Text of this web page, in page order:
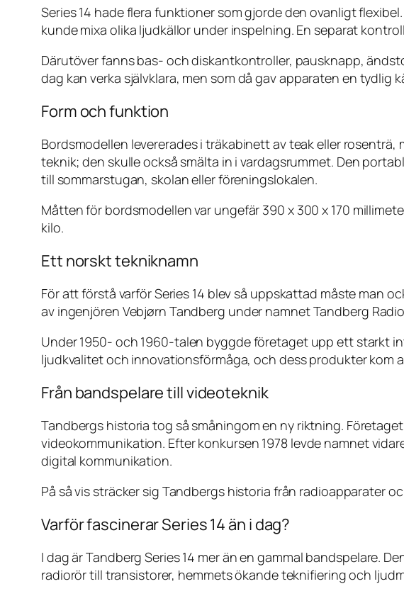
Series 14 hade flera funktioner som gjorde den ovanligt
kunde mixa olika ljudkällor under inspelning. En separat
Därutöver fanns bas- och diskantkontroller, pausknapp,
dag kan verka självklara, men som då gav apparaten en tydlig
Form och funktion
Bordsmodellen levererades i träkabinett av teak eller
teknik; den skulle också smälta in i vardagsrummet. Den
till sommarstugan, skolan eller föreningslokalen.
Måtten för bordsmodellen var ungefär 390 x 300 x 170
kilo.
Ett norskt tekniknamn
För att förstå varför Series 14 blev så uppskattad måste man
av ingenjören Vebjørn Tandberg under namnet Tandberg
Under 1950- och 1960-talen byggde företaget upp ett starkt
ljudkvalitet och innovationsförmåga, och dess produkter kom
Från bandspelare till videoteknik
Tandbergs historia tog så småningom en ny riktning.
videokommunikation. Efter konkursen 1978 levde namnet
digital kommunikation.
På så vis sträcker sig Tandbergs historia från radioapparater
Varför fascinerar Series 14 än i dag?
I dag är Tandberg Series 14 mer än en gammal bandspelare.
radiorör till transistorer, hemmets ökande teknifiering och